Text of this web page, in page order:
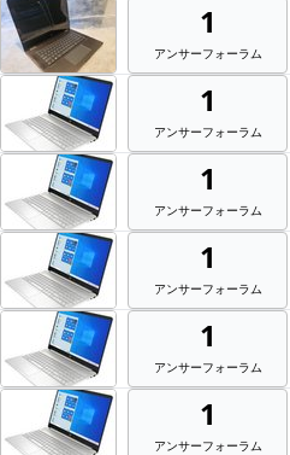
1
アンサーフォーラム
1
アンサーフォーラム
1
アンサーフォーラム
1
アンサーフォーラム
1
アンサーフォーラム
1
アンサーフォーラム